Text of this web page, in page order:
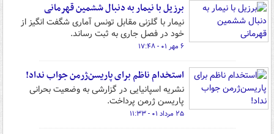
برزیل با نیمار به دنبال ششمین قهرمانی
نیمار با گلزنی مقابل تونس آماری شگفت انگیز از
خود در فصل جاری به ثبت رساند.
۶ مهر ۰۱ - ۱۷:۴۸
استخدام ناظم برای پاریسن‌ژرمن جواب نداد!
نشریه اسپانیایی در گزارشی به وضعیت بحرانی
پاریسن ژرمن پرداخت.
۲۵ مرداد ۰۱ - ۱۱:۳۳